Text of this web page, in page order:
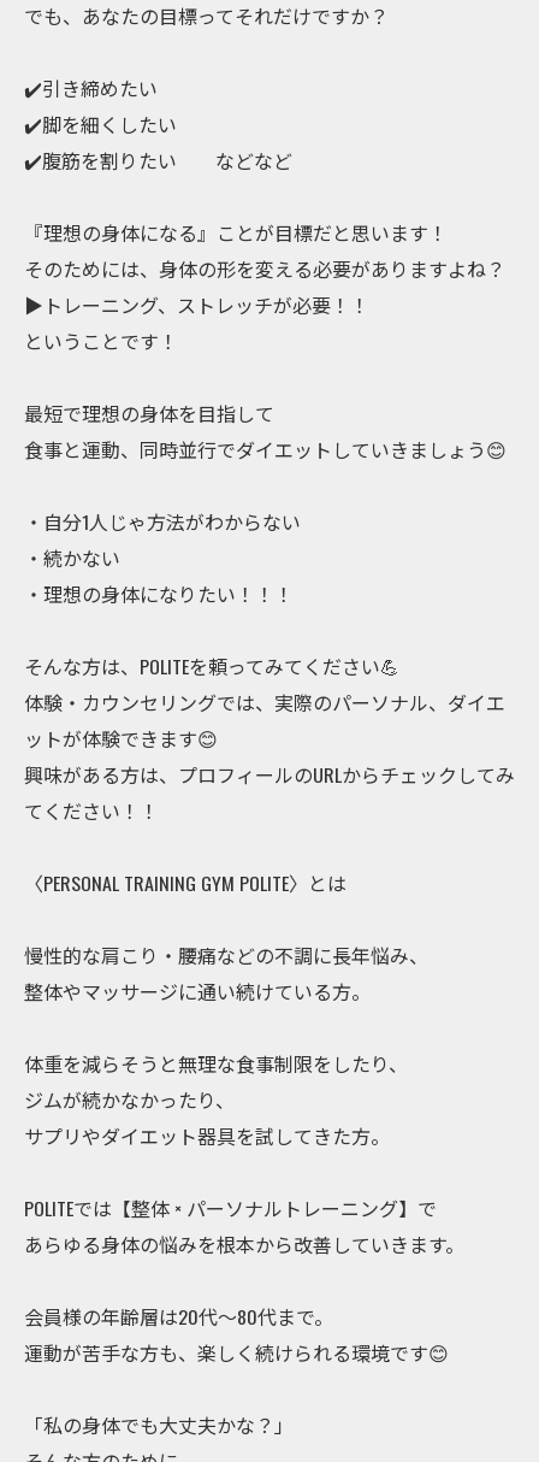
でも、あなたの目標ってそれだけですか？
✔️引き締めたい
✔️脚を細くしたい
✔️腹筋を割りたい などなど
『理想の身体になる』ことが目標だと思います！
そのためには、身体の形を変える必要がありますよね？
▶︎トレーニング、ストレッチが必要！！
ということです！
最短で理想の身体を目指して
食事と運動、同時並行でダイエットしていきましょう😊
・自分1人じゃ方法がわからない
・続かない
・理想の身体になりたい！！！
そんな方は、POLITEを頼ってみてください💪
体験・カウンセリングでは、実際のパーソナル、ダイエ
ットが体験できます😊
興味がある方は、プロフィールのURLからチェックしてみ
てください！！
〈PERSONAL TRAINING GYM POLITE〉とは
慢性的な肩こり・腰痛などの不調に長年悩み、
整体やマッサージに通い続けている方。
体重を減らそうと無理な食事制限をしたり、
ジムが続かなかったり、
サプリやダイエット器具を試してきた方。
POLITEでは【整体 × パーソナルトレーニング】で
あらゆる身体の悩みを根本から改善していきます。
会員様の年齢層は20代〜80代まで。
運動が苦手な方も、楽しく続けられる環境です😊
「私の身体でも大丈夫かな？」